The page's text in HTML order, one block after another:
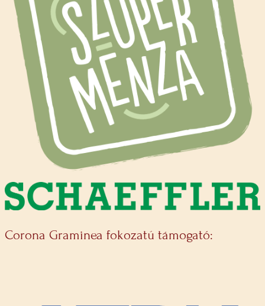
Corona Graminea fokozatú támogató: